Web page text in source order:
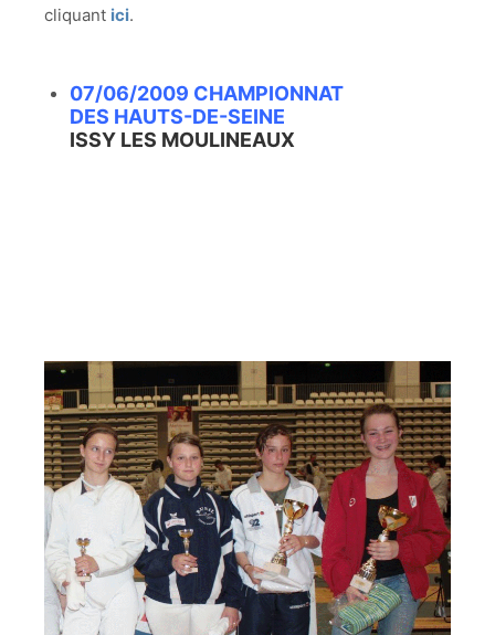
cliquant ici.
07/06/2009 CHAMPIONNAT
DES HAUTS-DE-SEINE
ISSY LES MOULINEAUX